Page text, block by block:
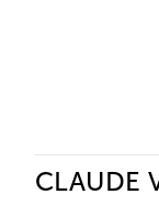
CLAUDE